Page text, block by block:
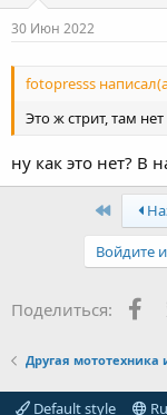
30 Июн 2022
fotopresss
Это ж стрит, там
ну как это нет? В
First
Войдите
Поделиться:
Другая
Default style